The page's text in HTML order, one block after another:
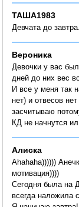
ТАША1983
Девчата до
Вероника
Девочки у вас
дней до них вес
И все у меня так
нет) и отвесов
засчитываю
КД не начнутся
Алиска
Ahahaha))))))
мотивация))))
Сегодня была на
всегда наложила